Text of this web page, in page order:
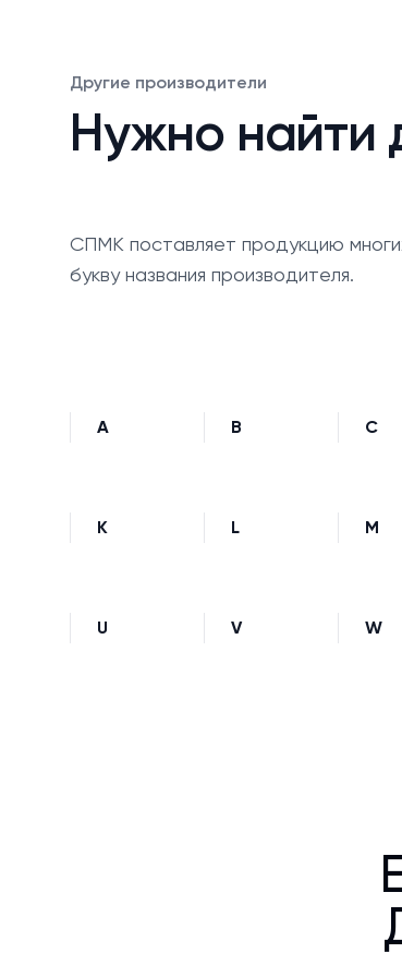
Другие производители
Нужно найти
СПМК поставляет продукцию
букву названия производителя.
A B C
K L M
U V W